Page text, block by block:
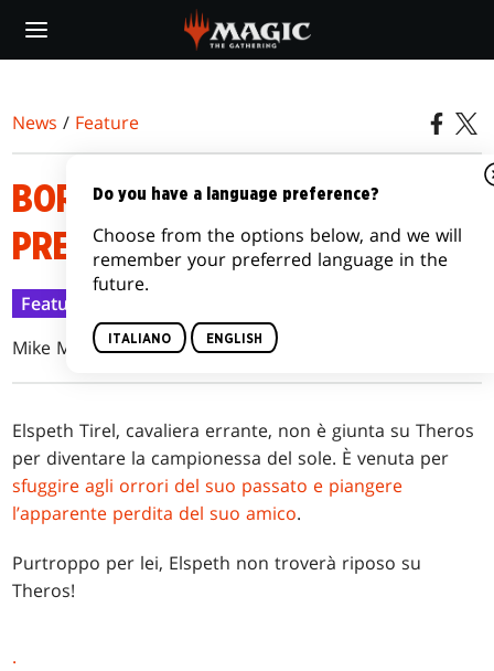
main
News / Feature
BORN OF THE GODS
PRERELEASE PRIMER
Feature
Mike McArtor
Elspeth Tirel, cavaliera errante, non è giunta su Theros
per diventare la campionessa del sole. È venuta per
sfuggire agli orrori del suo passato e piangere
l’apparente perdita del suo amico.
Purtroppo per lei, Elspeth non troverà riposo su
Theros!
.
Do you have a language preference?
Choose from the options below, and we will
remember your preferred language in the
future.
ITALIANO ENGLISH